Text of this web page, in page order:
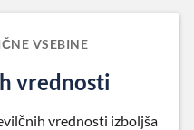
VSEBINE
vrednosti
vrednosti izboljša